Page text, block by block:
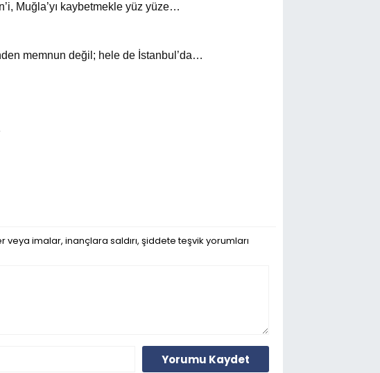
Muğla’yı kaybetmekle yüz yüze…
memnun değil; hele de İstanbul’da…
imalar, inançlara saldırı, şiddete teşvik yorumları
Yorumu Kaydet